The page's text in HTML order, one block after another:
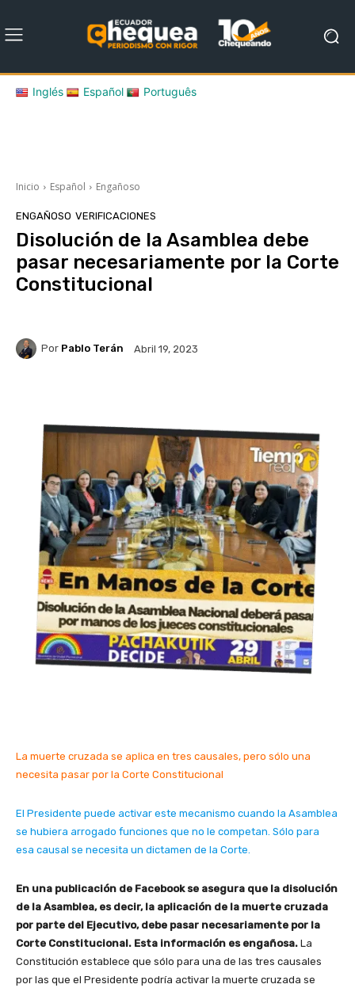
Inglés Español Português
Inicio Español Engañoso
ENGAÑOSO VERIFICACIONES
Disolución de la Asamblea debe
pasar necesariamente por la Corte
Constitucional
Por Pablo Terán Abril 19, 2023
La muerte cruzada se aplica en tres causales, pero sólo una
necesita pasar por la Corte Constitucional
El Presidente puede activar este mecanismo cuando la Asamblea
se hubiera arrogado funciones que no le competan. Sólo para
esa causal se necesita un dictamen de la Corte.
En una publicación de Facebook se asegura que la disolución
de la Asamblea, es decir, la aplicación de la muerte cruzada
por parte del Ejecutivo, debe pasar necesariamente por la
Corte Constitucional. Esta información es engañosa. La
Constitución establece que sólo para una de las tres causales
por las que el Presidente podría activar la muerte cruzada se